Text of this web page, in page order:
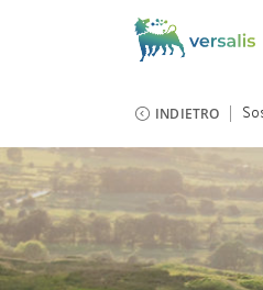
INDIETRO